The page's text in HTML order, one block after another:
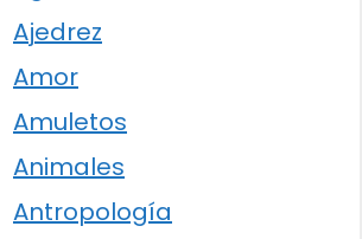
Ajedrez
Amor
Amuletos
Animales
Antropología